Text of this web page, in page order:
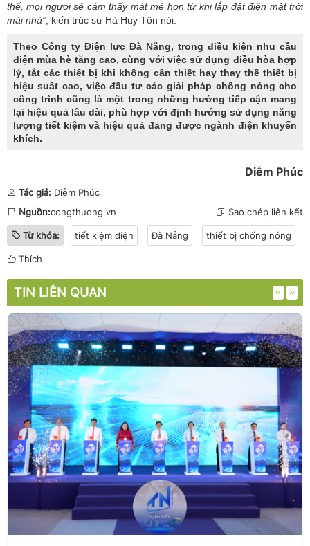
thế, mọi người sẽ cảm thấy mát mẻ hơn từ khi lắp đặt điện mặt trời
mái nhà” , kiến trúc sư Hà Huy Tôn nói.
Theo Công ty Điện lực Đà Nẵng, trong điều kiện nhu cầu
điện mùa hè tăng cao, cùng với việc sử dụng điều hòa hợp
lý, tắt các thiết bị khi không cần thiết hay thay thế thiết bị
hiệu suất cao, việc đầu tư các giải pháp chống nóng cho
công trình cũng là một trong những hướng tiếp cận mang
lại hiệu quả lâu dài, phù hợp với định hướng sử dụng năng
lượng tiết kiệm và hiệu quả đang được ngành điện khuyến
khích.
Diễm Phúc
Tác giả: Diễm Phúc
Nguồn:congthuong.vn Sao chép liên kết
Từ khóa: tiết kiệm điện Đà Nẵng thiết bị chống nóng
Thích
TIN LIÊN QUAN